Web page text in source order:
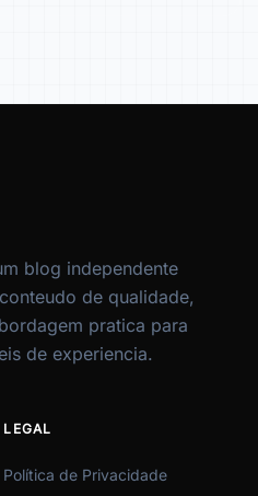
blog independente
de qualidade,
pratica para
de experiencia.
LEGAL
Política de Privacidade